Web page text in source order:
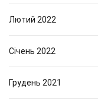
Лютий 2022
Січень 2022
Грудень 2021